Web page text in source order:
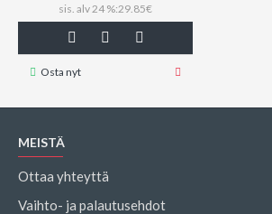
sis. alv 24 %:29.85€
Osta nyt
MEISTÄ
Ottaa yhteyttä
Vaihto- ja palautusehdot